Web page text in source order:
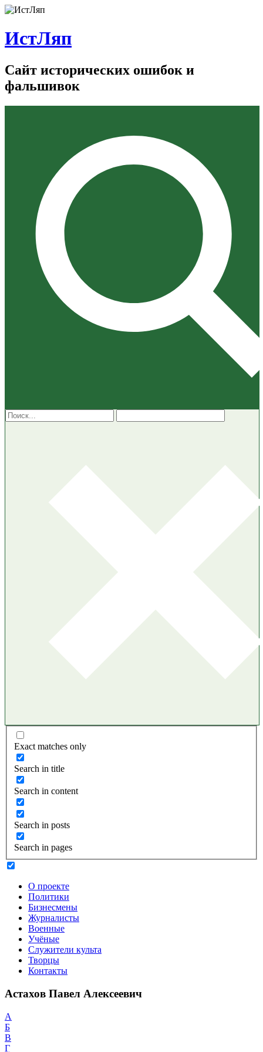
ИстЛяп
Сайт исторических ошибок и
фальшивок
Exact matches only
Search in title
Search in content
Search in posts
Search in pages
О проекте
Политики
Бизнесмены
Журналисты
Военные
Учёные
Служители культа
Творцы
Контакты
Астахов Павел Алексеевич
А
Б
В
Г